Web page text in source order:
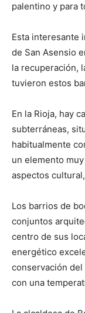
palentino y para
Esta interesante
de San Asensio
la recuperación,
tuvieron estos
En la Rioja, hay
subterráneas,
habitualmente
un elemento
aspectos
Los barrios de
conjuntos
centro de sus
energético
conservación del
con una